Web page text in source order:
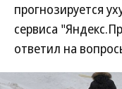
прогнозируется
сервиса
ответил на